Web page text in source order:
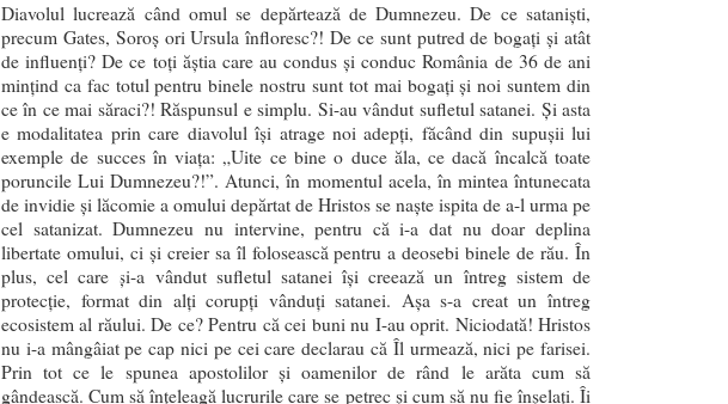
Diavolul lucrează când omul se depărtează de Dumnezeu. De ce sataniști,
precum Gates, Soroș ori Ursula înfloresc?! De ce sunt putred de bogați și atât
de influenți? De ce toți ăștia care au condus și conduc România de 36 de ani
mințind ca fac totul pentru binele nostru sunt tot mai bogați și noi suntem din
ce în ce mai săraci?! Răspunsul e simplu. Si-au vândut sufletul satanei. Și asta
e modalitatea prin care diavolul își atrage noi adepți, făcând din supușii lui
exemple de succes în viața: „Uite ce bine o duce ăla, ce dacă încalcă toate
poruncile Lui Dumnezeu?!”. Atunci, în momentul acela, în mintea întunecata
de invidie și lăcomie a omului depărtat de Hristos se naște ispita de a-l urma pe
cel satanizat. Dumnezeu nu intervine, pentru că i-a dat nu doar deplina
libertate omului, ci și creier sa îl folosească pentru a deosebi binele de rău. În
plus, cel care și-a vândut sufletul satanei își creează un întreg sistem de
protecție, format din alți corupți vânduți satanei. Așa s-a creat un întreg
ecosistem al răului. De ce? Pentru că cei buni nu I-au oprit. Niciodată! Hristos
nu i-a mângâiat pe cap nici pe cei care declarau că Îl urmează, nici pe farisei.
Prin tot ce le spunea apostolilor și oamenilor de rând le arăta cum să
gândească. Cum să înțeleagă lucrurile care se petrec și cum să nu fie înșelați. Îi